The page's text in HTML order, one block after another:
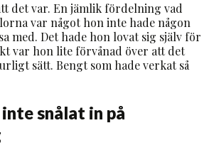
det var. En jämlik fördelning vad
var något hon inte hade någon
med. Det hade hon lovat sig själv för
var hon lite förvånad över att det
sätt. Bengt som hade verkat så
snålat in på